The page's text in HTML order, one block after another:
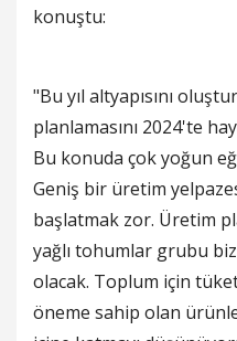
konuştu:
"Bu yıl altyapısını
planlamasını 2024'te
Bu konuda çok yoğun
Geniş bir üretim
başlatmak zor. Üretim
yağlı tohumlar grubu
olacak. Toplum için
öneme sahip olan